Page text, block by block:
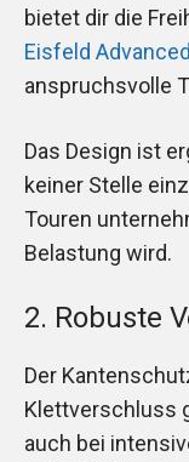
bietet dir die
Eisfeld
anspruchsvolle
Das Design ist
keiner Stelle
Touren
Belastung wird.
2. Robuste
Der
Klettverschluss
auch bei